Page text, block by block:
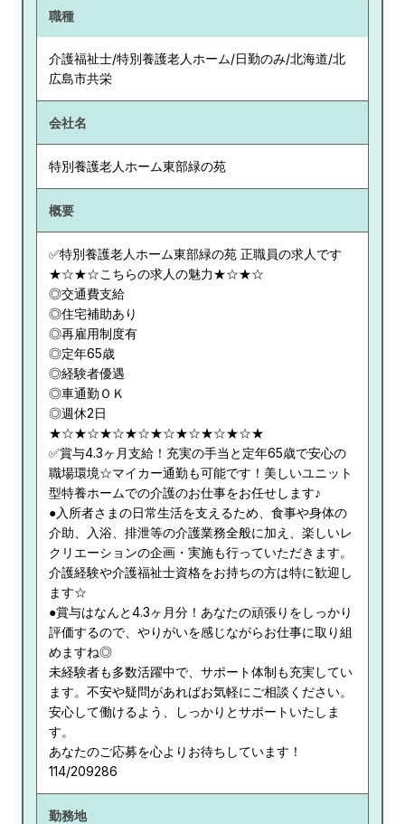
職種
介護福祉士/特別養護老人ホーム/日勤のみ/北海道/北
広島市共栄
会社名
特別養護老人ホーム東部緑の苑
概要
✅特別養護老人ホーム東部緑の苑 正職員の求人です
★☆★☆こちらの求人の魅力★☆★☆
◎交通費支給
◎住宅補助あり
◎再雇用制度有
◎定年65歳
◎経験者優遇
◎車通勤ＯＫ
◎週休2日
★☆★☆★☆★☆★☆★☆★☆★☆★
✅賞与4.3ヶ月支給！充実の手当と定年65歳で安心の
職場環境☆マイカー通勤も可能です！美しいユニット
型特養ホームでの介護のお仕事をお任せします♪
●入所者さまの日常生活を支えるため、食事や身体の
介助、入浴、排泄等の介護業務全般に加え、楽しいレ
クリエーションの企画・実施も行っていただきます。
介護経験や介護福祉士資格をお持ちの方は特に歓迎し
ます☆
●賞与はなんと4.3ヶ月分！あなたの頑張りをしっかり
評価するので、やりがいを感じながらお仕事に取り組
めますね◎
未経験者も多数活躍中で、サポート体制も充実してい
ます。不安や疑問があればお気軽にご相談ください。
安心して働けるよう、しっかりとサポートいたしま
す。
あなたのご応募を心よりお待ちしています！
114/209286
勤務地